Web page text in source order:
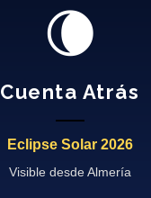
🌘
Cuenta Atrás
Eclipse Solar 2026
Visible desde Almería